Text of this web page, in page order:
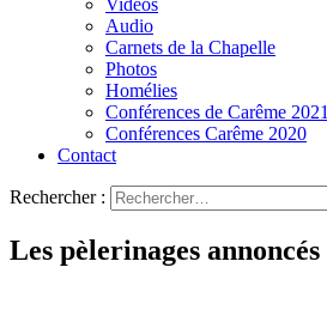
Audio
Carnets de la Chapelle
Photos
Homélies
Conférences de Carême 2021
Conférences Carême 2020
Contact
Rechercher :
Les pèlerinages annoncés